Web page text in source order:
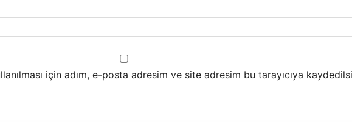
için adım, e-posta adresim ve site adresim bu tarayıcıya